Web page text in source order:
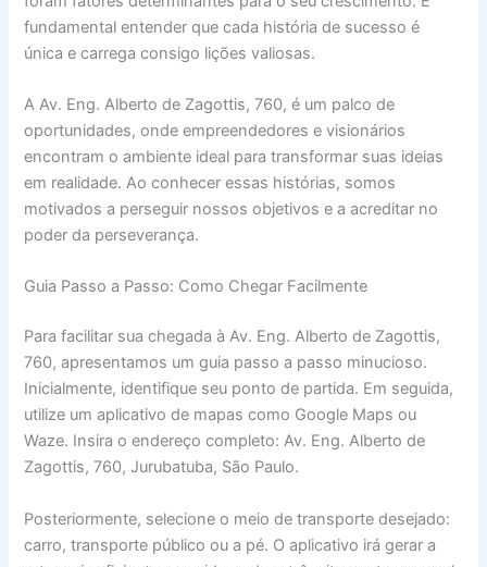
fundamental entender que cada história de sucesso é
única e carrega consigo lições valiosas.
A Av. Eng. Alberto de Zagottis, 760, é um palco de
oportunidades, onde empreendedores e visionários
encontram o ambiente ideal para transformar suas ideias
em realidade. Ao conhecer essas histórias, somos
motivados a perseguir nossos objetivos e a acreditar no
poder da perseverança.
Guia Passo a Passo: Como Chegar Facilmente
Para facilitar sua chegada à Av. Eng. Alberto de Zagottis,
760, apresentamos um guia passo a passo minucioso.
Inicialmente, identifique seu ponto de partida. Em seguida,
utilize um aplicativo de mapas como Google Maps ou
Waze. Insira o endereço completo: Av. Eng. Alberto de
Zagottis, 760, Jurubatuba, São Paulo.
Posteriormente, selecione o meio de transporte desejado:
carro, transporte público ou a pé. O aplicativo irá gerar a